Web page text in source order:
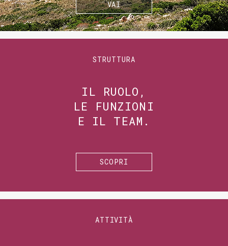
VAI
STRUTTURA
IL RUOLO,
LE FUNZIONI
E IL TEAM.
SCOPRI
ATTIVITÀ